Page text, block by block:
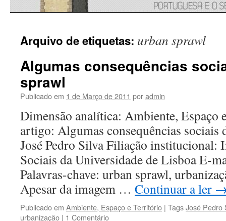
para
conteúdo
Arquivo de etiquetas: urban sprawl
Algumas consequências
sprawl
Publicado em 1 de Março de 2011 poradmin
Dimensão analítica: Ambiente,
artigo: Algumas consequências
José Pedro Silva Filiação institucional:
Sociais da Universidade de Lisboa E-
Palavras-chave: urban sprawl,
Apesar da imagem … Continuar a ler
Publicado em Ambiente, Espaço e Território | TagsJosé Pedro
urbanização | 1 Comentário